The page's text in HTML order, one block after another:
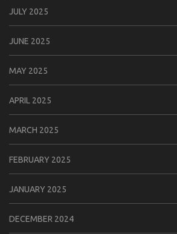
JULY 2025
JUNE 2025
MAY 2025
APRIL 2025
MARCH 2025
FEBRUARY 2025
JANUARY 2025
DECEMBER 2024